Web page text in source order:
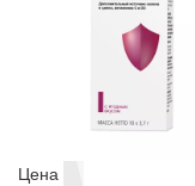
Цена